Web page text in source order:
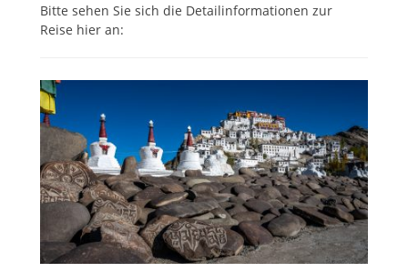
Bitte sehen Sie sich die Detailinformationen zur
Reise hier an: